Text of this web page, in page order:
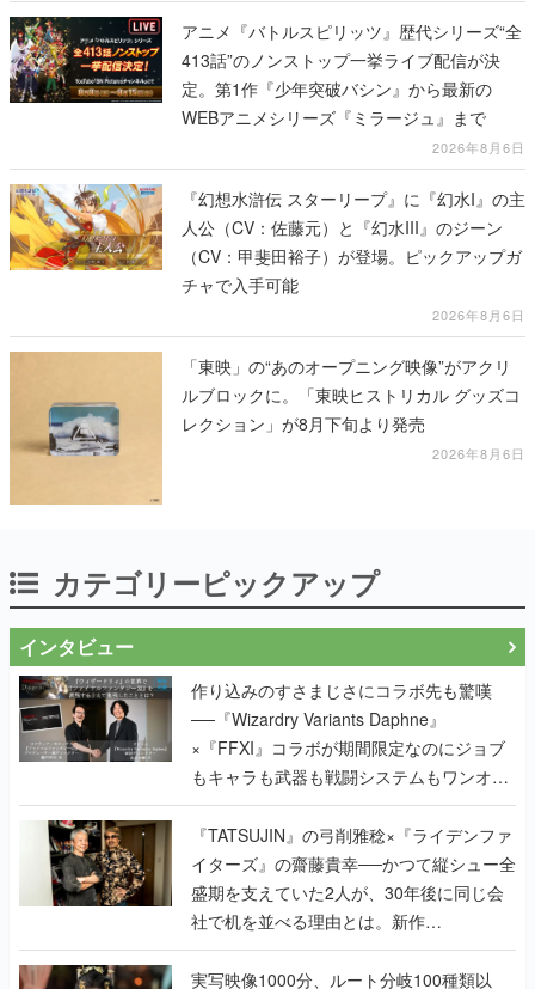
アニメ『バトルスピリッツ』歴代シリーズ“全
413話”のノンストップ一挙ライブ配信が決
定。第1作『少年突破バシン』から最新の
WEBアニメシリーズ『ミラージュ』まで
2026年8月6日
『幻想水滸伝 スターリープ』に『幻水I』の主
人公（CV：佐藤元）と『幻水III』のジーン
（CV：甲斐田裕子）が登場。ピックアップガ
チャで入手可能
2026年8月6日
「東映」の“あのオープニング映像”がアクリ
ルブロックに。「東映ヒストリカル グッズコ
レクション」が8月下旬より発売
2026年8月6日
カテゴリーピックアップ
インタビュー
作り込みのすさまじさにコラボ先も驚嘆
──『Wizardry Variants Daphne』
×『FFXI』コラボが期間限定なのにジョブ
もキャラも武器も戦闘システムもワンオフ
で作り込まれた理由を両ディレクターに聞
く
『TATSUJIN』の弓削雅稔×『ライデンファ
イターズ』の齋藤貴幸──かつて縦シュー全
盛期を支えていた2人が、30年後に同じ会
社で机を並べる理由とは。新作
『TATSUJIN EXTREME』で初タッグを組
んだレジェンド2人に訊く開発秘話
実写映像1000分、ルート分岐100種類以